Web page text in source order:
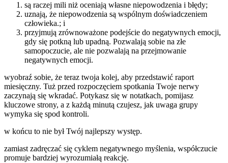
są raczej mili niż oceniają własne niepowodzenia i błędy;
uznają, że niepowodzenia są wspólnym doświadczeniem
człowieka.; i
przyjmują zrównoważone podejście do negatywnych emocji,
gdy się potkną lub upadną. Pozwalają sobie na złe
samopoczucie, ale nie pozwalają na przejmowanie
negatywnych emocji.
wyobraź sobie, że teraz twoja kolej, aby przedstawić raport
miesięczny. Tuż przed rozpoczęciem spotkania Twoje nerwy
zaczynają się wkradać. Potykasz się w notatkach, pomijasz
kluczowe strony, a z każdą minutą czujesz, jak uwaga grupy
wymyka się spod kontroli.
w końcu to nie był Twój najlepszy występ.
zamiast zadręczać się cyklem negatywnego myślenia, współczucie
promuje bardziej wyrozumiałą reakcję.